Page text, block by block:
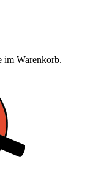
im Warenkorb.